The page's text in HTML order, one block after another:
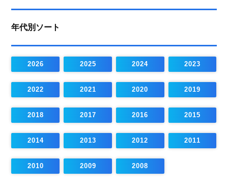
年代別ソート
2026 2025 2024 2023
2022 2021 2020 2019
2018 2017 2016 2015
2014 2013 2012 2011
2010 2009 2008